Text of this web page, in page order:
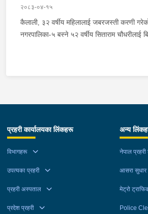
प्रहरीले उनलाई पक्राउ गरेको हो । यस सम्बन्धमा
अनुसन्धान गरिरहेको छ ।
२०८३-०४-१५
कैलाली, ३२ वर्षीय महिलालाई जबरजस्ती करणी
नगरपालिका-५ बस्ने ५२ वर्षीय सिताराम चौधरीलाई
प्रहरी कार्यालयका लिंकहरू
विभागहरू
उपत्यका प्रहरी
प्रहरी अस्पताल
प्रदेश प्रहरी
अन्य
नेपाल
आसरा सुधार
मेट्रो
Police